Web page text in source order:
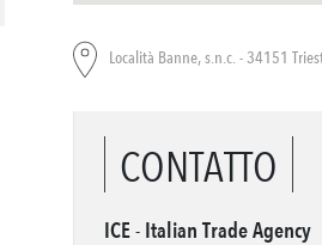
Località Banne, s.n.c. - 34151
CONTATTO
ICE - Italian Trade Agency